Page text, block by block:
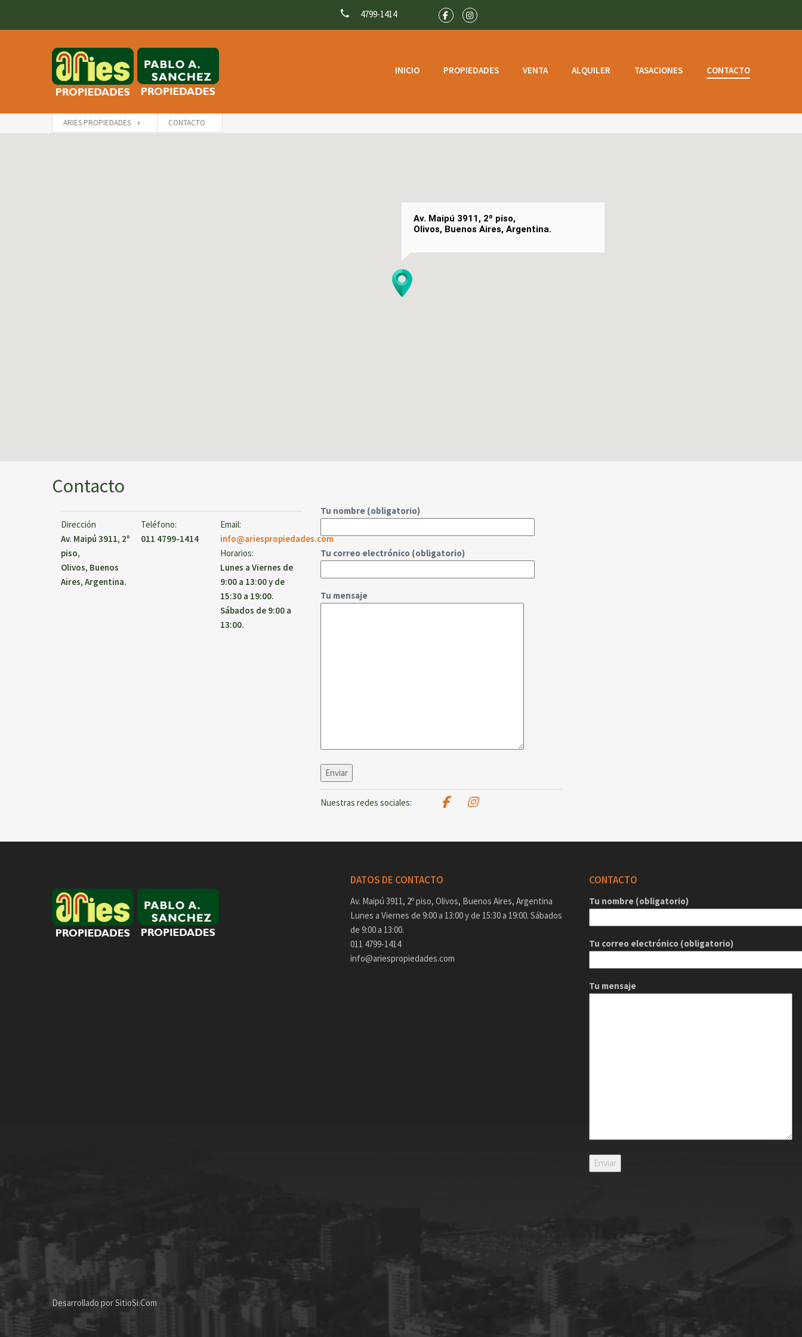
4799-1414
INICIO PROPIEDADES VENTA ALQUILER TASACIONES CONTACTO
ARIES PROPIEDADES CONTACTO
Av. Maipú 3911, 2º piso,
Olivos, Buenos Aires, Argentina.
Contacto
Dirección
Av. Maipú 3911, 2º
piso,
Olivos, Buenos
Aires, Argentina.
Teléfono:
011 4799-1414
Email:
info@ariespropiedades.com
Horarios:
Lunes a Viernes de
9:00 a 13:00 y de
15:30 a 19:00.
Sábados de 9:00 a
13:00.
Tu nombre (obligatorio)
Tu correo electrónico (obligatorio)
Tu mensaje
Nuestras redes sociales:
DATOS DE CONTACTO
Av. Maipú 3911, 2º piso, Olivos, Buenos Aires, Argentina
Lunes a Viernes de 9:00 a 13:00 y de 15:30 a 19:00. Sábados
de 9:00 a 13:00.
011 4799-1414
info@ariespropiedades.com
CONTACTO
Tu nombre (obligatorio)
Tu correo electrónico (obligatorio)
Tu mensaje
Desarrollado porSitioSi.Com